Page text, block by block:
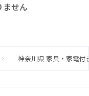
ません
神奈川県 家具・家電付